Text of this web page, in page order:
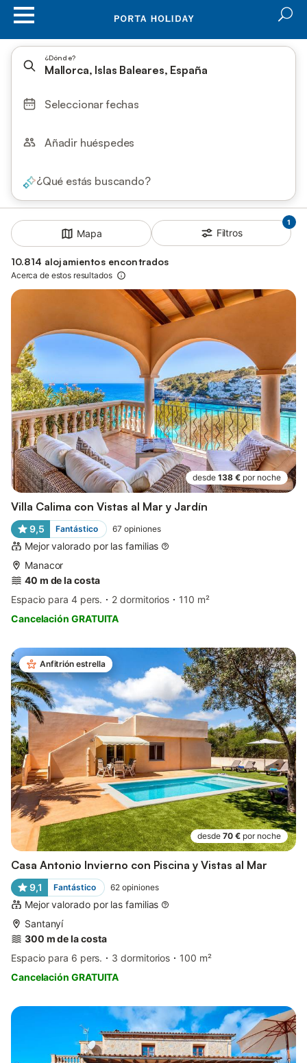
¿Dónde?
Mallorca, Islas Baleares, España
Seleccionar fechas
Añadir huéspedes
¿Qué estás buscando?
Mapa
1
Filtros
10.814 alojamientos encontrados
Acerca de estos resultados
desde 138 € por noche
Villa Calima con Vistas al Mar y Jardín
9,5 Fantástico 67 opiniones
Mejor valorado por las familias
Manacor
40 m de la costa
Espacio para 4 pers.
2 dormitorios
110 m²
Cancelación GRATUITA
Anfitrión estrella
desde 70 € por noche
Casa Antonio Invierno con Piscina y Vistas al Mar
9,1 Fantástico 62 opiniones
Mejor valorado por las familias
Santanyí
300 m de la costa
Espacio para 6 pers.
3 dormitorios
100 m²
Cancelación GRATUITA